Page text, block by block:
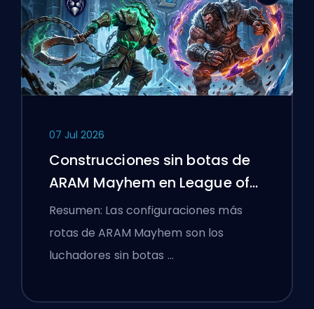
07 Jul 2026
Construcciones sin botas de
ARAM Mayhem en League of
Legends
Resumen: Las configuraciones más
rotas de ARAM Mayhem son los
luchadores sin botas …